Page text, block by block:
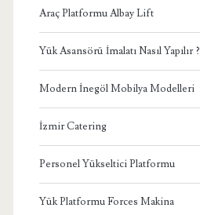
Araç Platformu Albay Lift
Yük Asansörü İmalatı Nasıl Yapılır ?
Modern İnegöl Mobilya Modelleri
İzmir Catering
Personel Yükseltici Platformu
Yük Platformu Forces Makina